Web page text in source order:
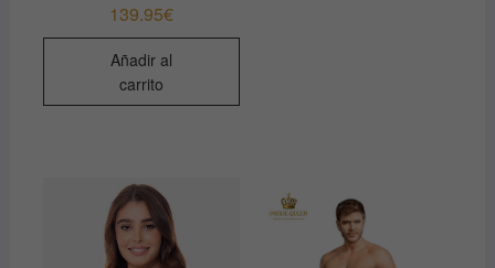
139.95€
Añadir al
carrito